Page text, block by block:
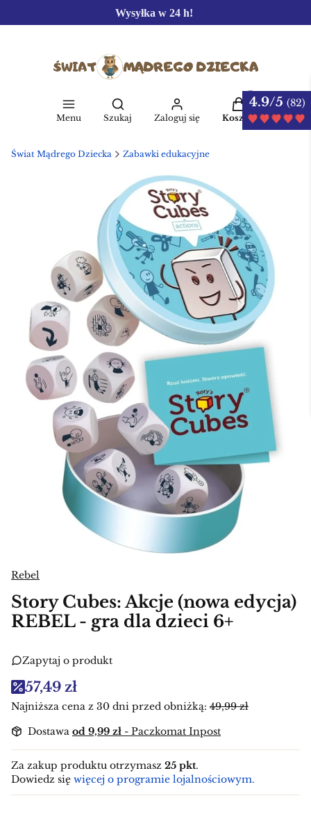
Wysyłka w 24 h!
Menu
Otwórz wyszukiwarkę
Szukaj Zaloguj się
Produkty w
Koszyk
Świat Mądrego Dziecka Zabawki edukacyjne
Rebel
Story Cubes: Akcje (nowa edycja)
REBEL - gra dla dzieci 6+
Zapytaj o produkt
57,49 zł
Najniższa cena z 30 dni przed obniżką: 49,99 zł
Dostawa od 9,99 zł - Paczkomat Inpost
Za zakup produktu otrzymasz 25 pkt.
Dowiedz się więcej o programie lojalnościowym.
4.9/5 (82)